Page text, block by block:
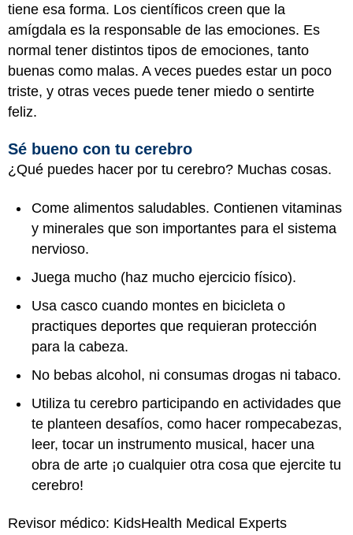
tiene esa forma. Los científicos creen que la
amígdala es la responsable de las emociones. Es
normal tener distintos tipos de emociones, tanto
buenas como malas. A veces puedes estar un poco
triste, y otras veces puede tener miedo o sentirte
feliz.
Sé bueno con tu cerebro
¿Qué puedes hacer por tu cerebro? Muchas cosas.
Come alimentos saludables. Contienen vitaminas
y minerales que son importantes para el sistema
nervioso.
Juega mucho (haz mucho ejercicio físico).
Usa casco cuando montes en bicicleta o
practiques deportes que requieran protección
para la cabeza.
No bebas alcohol, ni consumas drogas ni tabaco.
Utiliza tu cerebro participando en actividades que
te planteen desafíos, como hacer rompecabezas,
leer, tocar un instrumento musical, hacer una
obra de arte ¡o cualquier otra cosa que ejercite tu
cerebro!
Revisor médico: KidsHealth Medical Experts